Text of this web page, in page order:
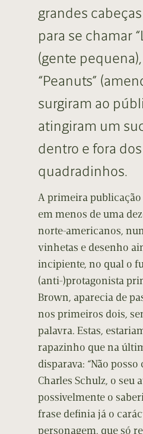
grandes
para se chamar
(gente
“Peanuts”
surgiram ao
atingiram um
dentro e fora dos
quadradinhos.
A primeira
em menos de uma
norte-americanos,
vinhetas e desenho
incipiente, no qual o
(anti-)protagonista
Brown, aparecia de
nos primeiros dois,
palavra. Estas,
rapazinho que na
disparava: “Não posso
Charles Schulz, o seu
possivelmente o
frase definia já o
personagem, que só